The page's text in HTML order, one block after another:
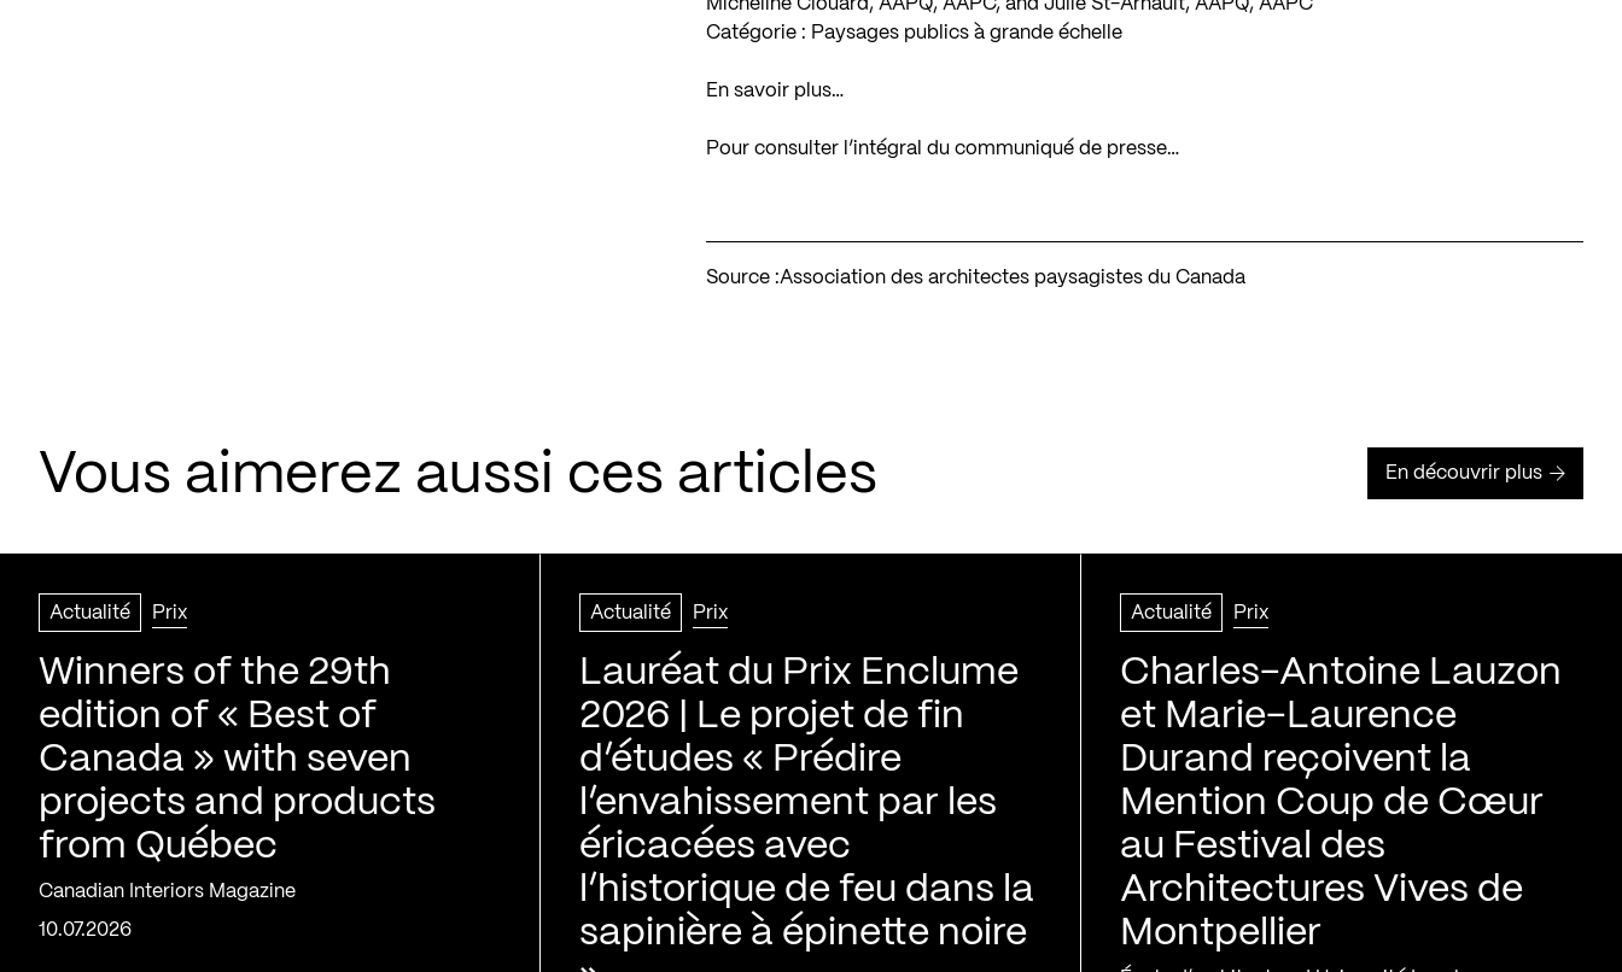
Micheline Clouard, AAPQ, AAPC, and Julie St-Arnault, AAPQ, AAPC
Catégorie : Paysages publics à grande échelle
En savoir plus…
Pour consulter l’intégral du communiqué de presse…
Source :Association des architectes paysagistes du Canada
Vous aimerez aussi ces articles En découvrir plus
Actualité Prix
Winners of the 29th
edition of « Best of
Canada » with seven
projects and products
from Québec
Canadian Interiors Magazine
10.07.2026
Actualité Prix
Lauréat du Prix Enclume
2026 | Le projet de fin
d’études « Prédire
l’envahissement par les
éricacées avec
l’historique de feu dans la
sapinière à épinette noire
Actualité Prix
Charles-Antoine Lauzon
et Marie-Laurence
Durand reçoivent la
Mention Coup de Cœur
au Festival des
Architectures Vives de
Montpellier